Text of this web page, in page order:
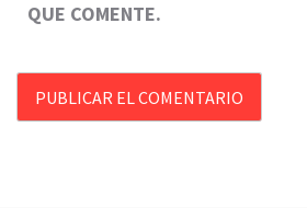
QUE COMENTE.